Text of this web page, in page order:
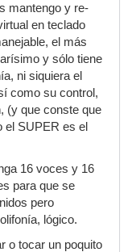
mantengo y re-
en teclado
el más
y sólo tiene
ni siquiera el
como su control,
(y que conste que
el SUPER es el
16 voces y 16
para que se
pero
lógico.
o tocar un poquito